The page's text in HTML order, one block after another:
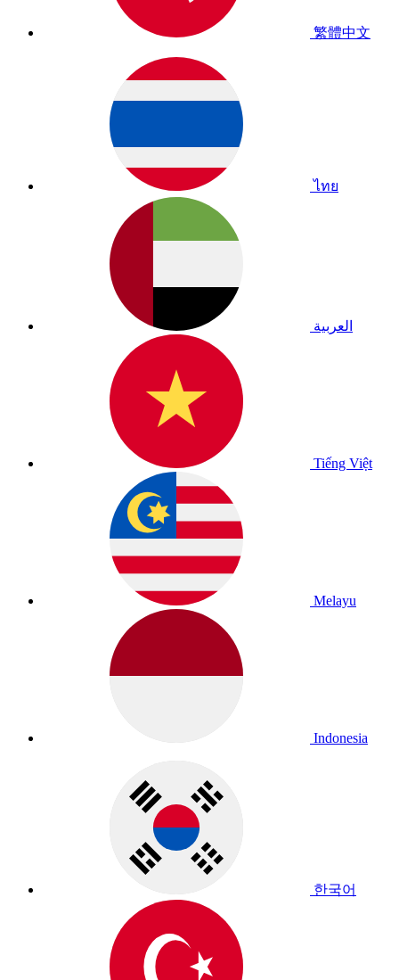
繁體中文
ไทย
العربية
Tiếng Việt
Melayu
Indonesia
한국어